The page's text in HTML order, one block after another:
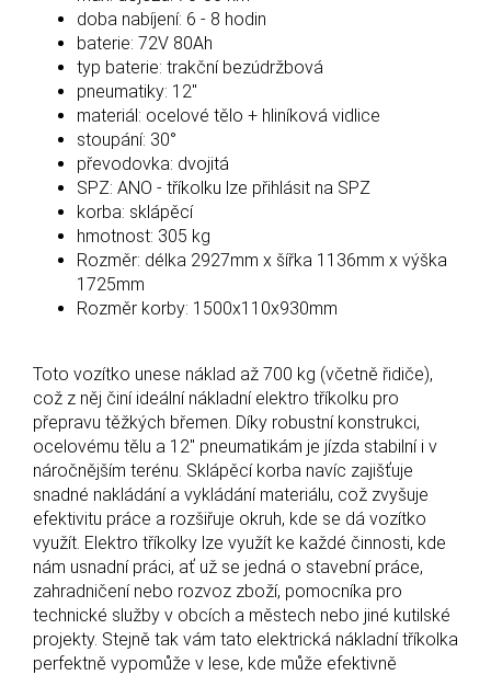
doba nabíjení: 6 - 8 hodin
baterie: 72V 80Ah
typ baterie: trakční bezúdržbová
pneumatiky: 12"
materiál: ocelové tělo + hliníková vidlice
stoupání: 30°
převodovka: dvojitá
SPZ: ANO - tříkolku lze přihlásit na SPZ
korba: sklápěcí
hmotnost: 305 kg
Rozměr: délka 2927mm x šířka 1136mm x výška
1725mm
Rozměr korby: 1500x110x930mm
Toto vozítko unese náklad až 700 kg (včetně řidiče),
což z něj činí ideální nákladní elektro tříkolku pro
přepravu těžkých břemen. Díky robustní konstrukci,
ocelovému tělu a 12" pneumatikám je jízda stabilní i v
náročnějším terénu. Sklápěcí korba navíc zajišťuje
snadné nakládání a vykládání materiálu, což zvyšuje
efektivitu práce a rozšiřuje okruh, kde se dá vozítko
využít. Elektro tříkolky lze využít ke každé činnosti, kde
nám usnadní práci, ať už se jedná o stavební práce,
zahradničení nebo rozvoz zboží, pomocníka pro
technické služby v obcích a městech nebo jiné kutilské
projekty. Stejně tak vám tato elektrická nákladní tříkolka
perfektně vypomůže v lese, kde může efektivně